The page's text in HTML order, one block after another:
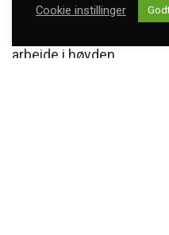
ikke vært der før. Dette
forsterket fokus på
arbeide i høyden.
Cookie instillinger